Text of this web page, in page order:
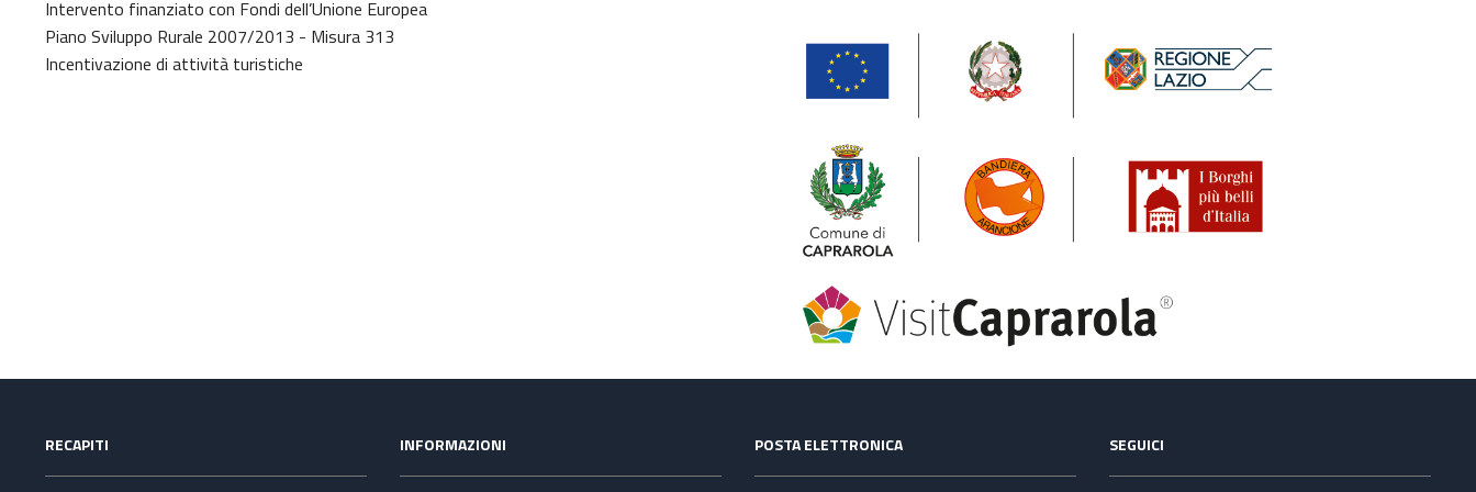
Intervento finanziato con Fondi dell’Unione Europea
Piano Sviluppo Rurale 2007/2013 - Misura 313
Incentivazione di attività turistiche
RECAPITI INFORMAZIONI POSTA ELETTRONICA SEGUICI